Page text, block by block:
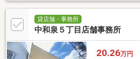
貸店舗・事務所
中和泉５丁目店舗事務所
20.26万円